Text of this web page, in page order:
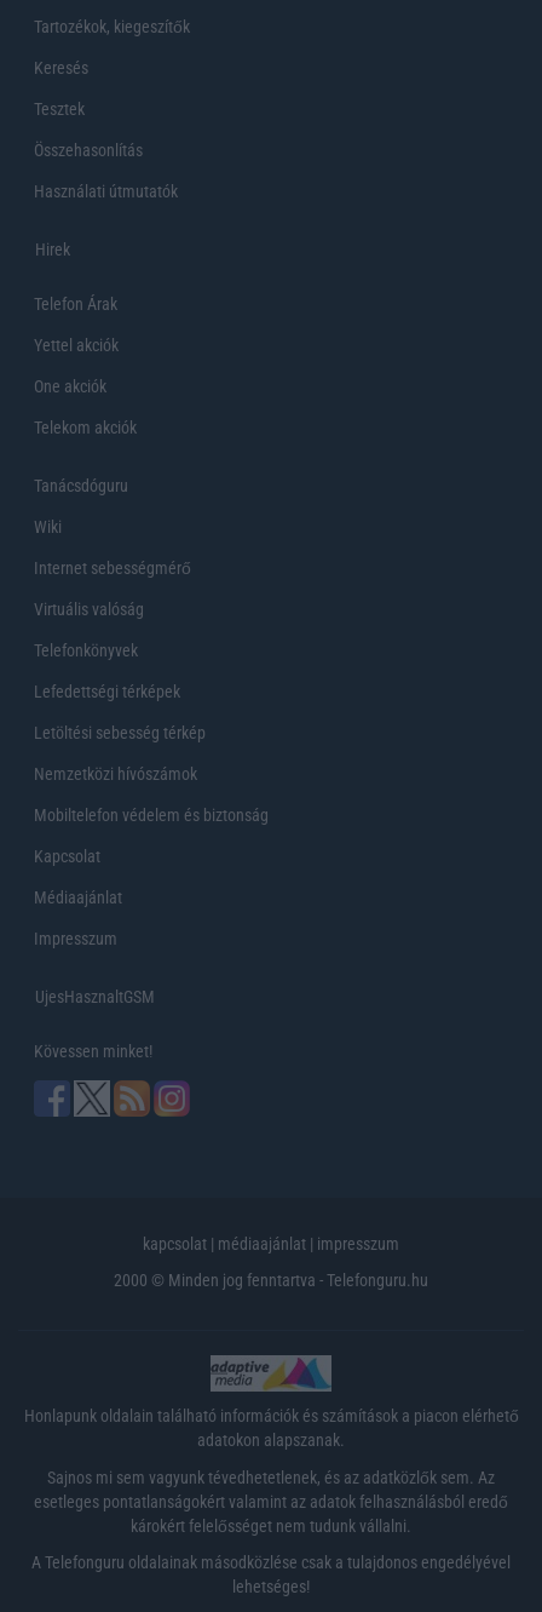
Tartozékok, kiegeszítők
Keresés
Tesztek
Összehasonlítás
Használati útmutatók
Hirek
Telefon Árak
Yettel akciók
One akciók
Telekom akciók
Tanácsdóguru
Wiki
Internet sebességmérő
Virtuális valóság
Telefonkönyvek
Lefedettségi térképek
Letöltési sebesség térkép
Nemzetközi hívószámok
Mobiltelefon védelem és biztonság
Kapcsolat
Médiaajánlat
Impresszum
UjesHasznaltGSM
Kövessen minket!
kapcsolat | médiaajánlat | impresszum
2000 © Minden jog fenntartva - Telefonguru.hu
Honlapunk oldalain található információk és számítások a piacon elérhető
adatokon alapszanak.
Sajnos mi sem vagyunk tévedhetetlenek, és az adatközlők sem. Az
esetleges pontatlanságokért valamint az adatok felhasználásból eredő
károkért felelősséget nem tudunk vállalni.
A Telefonguru oldalainak másodközlése csak a tulajdonos engedélyével
lehetséges!